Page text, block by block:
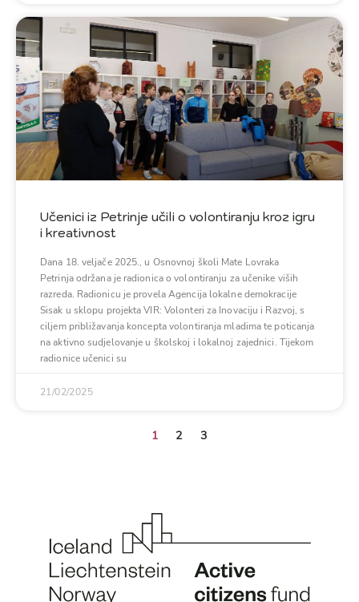
Učenici iz Petrinje učili o volontiranju kroz igru
i kreativnost
Dana 18. veljače 2025., u Osnovnoj školi Mate Lovraka
Petrinja održana je radionica o volontiranju za učenike viših
razreda. Radionicu je provela Agencija lokalne demokracije
Sisak u sklopu projekta VIR: Volonteri za Inovaciju i Razvoj, s
ciljem približavanja koncepta volontiranja mladima te poticanja
na aktivno sudjelovanje u školskoj i lokalnoj zajednici. Tijekom
radionice učenici su
21/02/2025
1 2 3